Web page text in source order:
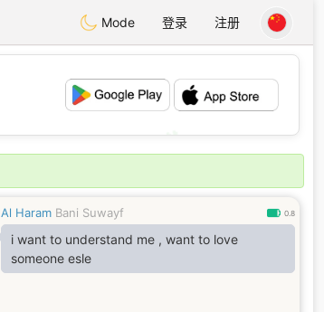
Mode 登录 注册
Al Haram Bani Suwayf 0.8
i want to understand me , want to love
someone esle